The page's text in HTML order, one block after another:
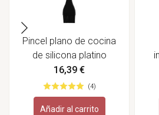
Pincel plano de cocina
de silicona platino
Smart - Lurch
16,39 €
(4)
Añadir al carrito